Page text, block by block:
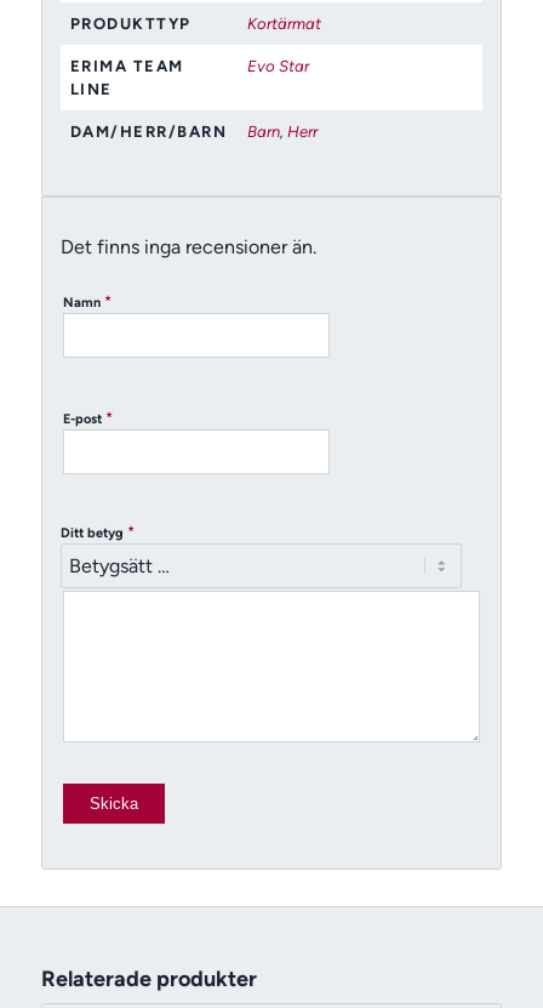
PRODUKTTYP Kortärmat
ERIMA TEAM
LINE
Evo Star
DAM/HERR/BARN Barn, Herr
Det finns inga recensioner än.
Namn *
E-post *
Ditt betyg *
Relaterade produkter